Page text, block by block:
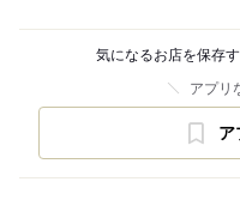
気になるお店を保存
アプリ
ア